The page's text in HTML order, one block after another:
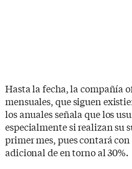
Hasta la fecha, la compañía
mensuales, que siguen
los anuales señala que los
especialmente si realizan su
primer mes, pues contará
adicional de en torno al 30%.